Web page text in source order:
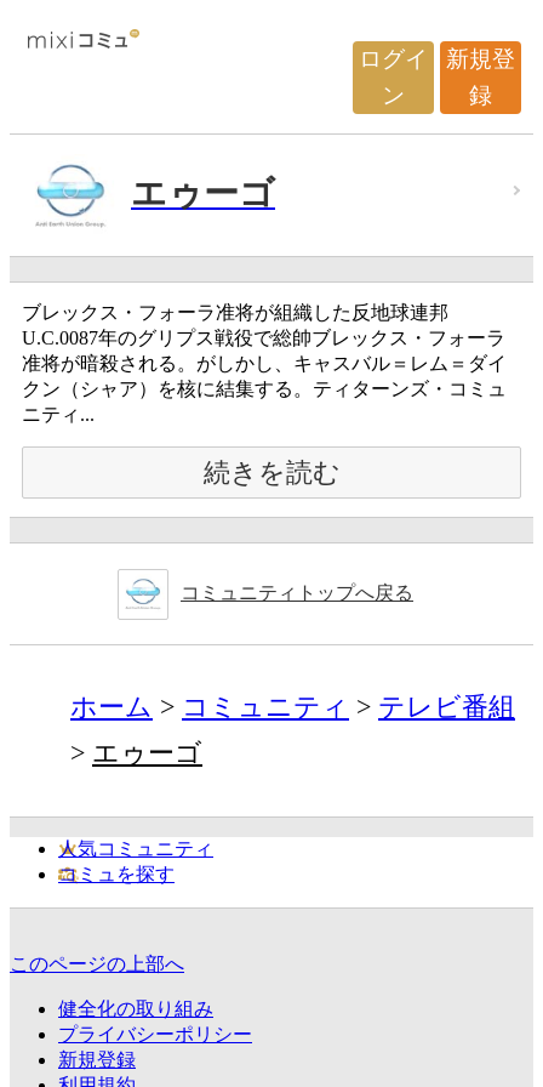
ログイ
ン
新規登
録
エゥーゴ
ブレックス・フォーラ准将が組織した反地球連邦
U.C.0087年のグリプス戦役で総帥ブレックス・フォーラ
准将が暗殺される。がしかし、キャスバル＝レム＝ダイ
クン（シャア）を核に結集する。ティターンズ・コミュ
ニティ...
続きを読む
コミュニティトップへ戻る
ホーム コミュニティ
テレビ番組
エゥーゴ
人気コミュニティ
コミュを探す
このページの上部へ
健全化の取り組み
プライバシーポリシー
新規登録